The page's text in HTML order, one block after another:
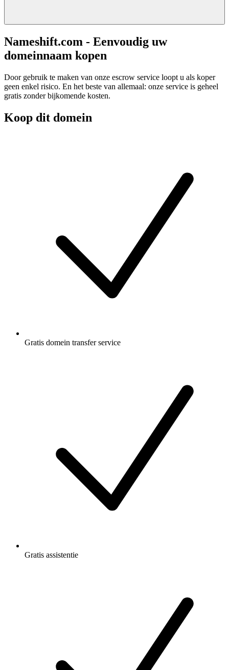
Nameshift.com - Eenvoudig uw
domeinnaam kopen
Door gebruik te maken van onze escrow service loopt u als koper
geen enkel risico. En het beste van allemaal: onze service is geheel
gratis zonder bijkomende kosten.
Koop dit domein
Gratis domein transfer service
Gratis assistentie